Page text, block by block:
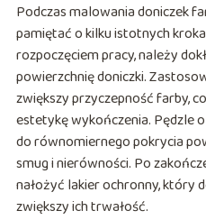
Podczas malowania doniczek
pamiętać o kilku istotnych
rozpoczęciem pracy, należy
powierzchnię doniczki.
zwiększy przyczepność farby,
estetykę wykończenia. Pędzle
do równomiernego pokrycia
smug i nierówności. Po
nałożyć lakier ochronny, który
zwiększy ich trwałość.